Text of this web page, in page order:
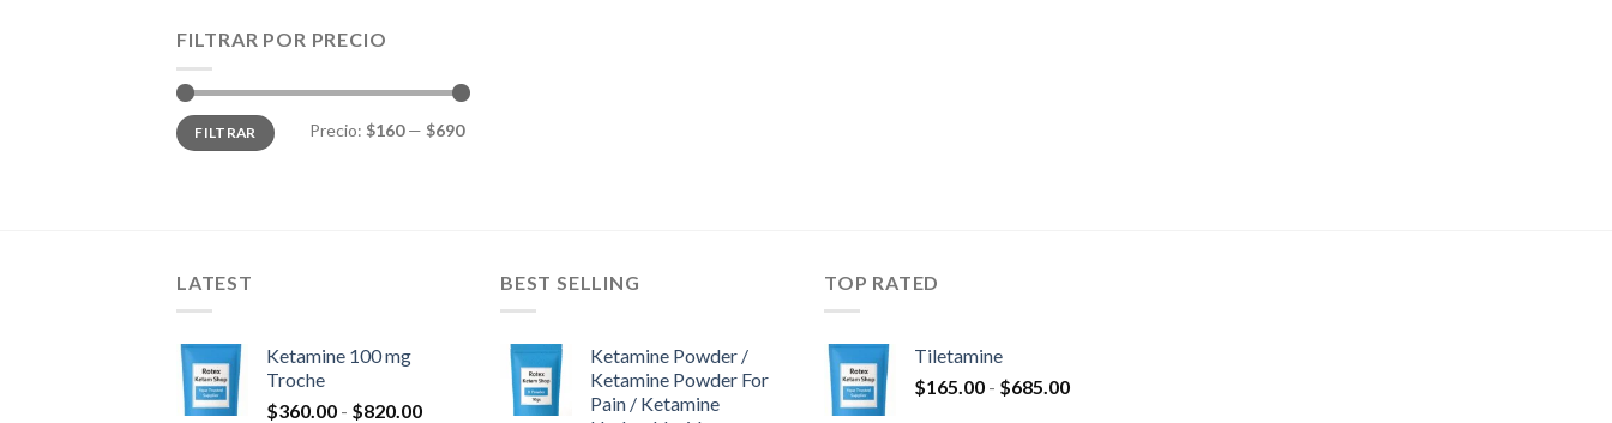
FILTRAR POR PRECIO
Precio
mínimo
Precio
máximo
FILTRAR Precio: $160— $690
LATEST
Ketamine 100 mg
Troche
$360.00 - $820.00Rango
BEST SELLING
Ketamine Powder /
Ketamine Powder For
Pain / Ketamine
TOP RATED
Tiletamine
$165.00 - $685.00Rango